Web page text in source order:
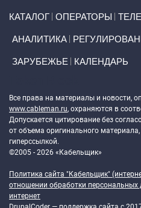
КАТАЛОГ ОПЕРАТОРЫ
АНАЛИТИКА
ЗАРУБЕЖЬЕ КАЛЕНДАРЬ
Все права на материалы и новости,
www.cableman.ru, охраняются в
Допускается цитирование без
от объема оригинального
гиперссылкой.
©2005 - 2026 «Кабельщик»
Политика сайта "Кабельщик"
отношении обработки персональных
интернет